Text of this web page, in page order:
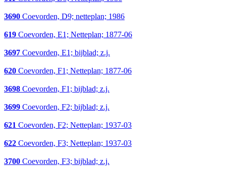
3690 Coevorden, D9; netteplan; 1986
619 Coevorden, E1; Netteplan; 1877-06
3697 Coevorden, E1; bijblad; z.j.
620 Coevorden, F1; Netteplan; 1877-06
3698 Coevorden, F1; bijblad; z.j.
3699 Coevorden, F2; bijblad; z.j.
621 Coevorden, F2; Netteplan; 1937-03
622 Coevorden, F3; Netteplan; 1937-03
3700 Coevorden, F3; bijblad; z.j.